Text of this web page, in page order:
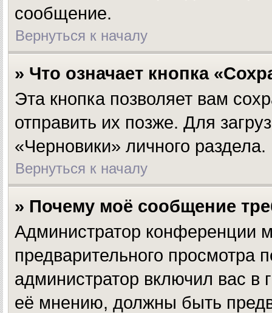
сообщение.
Вернуться к началу
» Что означает кнопка
Эта кнопка позволяет вам
отправить их позже. Для
«Черновики» личного раздела.
Вернуться к началу
» Почему моё сообщение
Администратор конференции
предварительного просмотра
администратор включил вас в
её мнению, должны быть